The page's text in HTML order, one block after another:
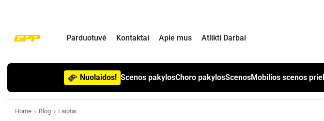
Parduotuvė Kontaktai Apie mus Atlikti Darbai
Nuolaidos! Scenos pakylosChoro pakylosScenosMobilios scenos
Home Blog Laiptai